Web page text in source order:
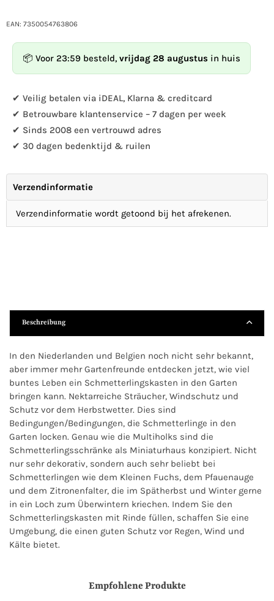
Menge
Fjärilsholk
-
-
erhöhen
EAN: 7350054763806
📦 Voor 23:59 besteld, vrijdag 28 augustus in huis
✔ Veilig betalen via iDEAL, Klarna & creditcard
✔ Betrouwbare klantenservice – 7 dagen per week
✔ Sinds 2008 een vertrouwd adres
✔ 30 dagen bedenktijd & ruilen
Verzendinformatie
Verzendinformatie wordt getoond bij het afrekenen.
Beschreibung
In den Niederlanden und Belgien noch nicht sehr bekannt,
aber immer mehr Gartenfreunde entdecken jetzt, wie viel
buntes Leben ein Schmetterlingskasten in den Garten
bringen kann. Nektarreiche Sträucher, Windschutz und
Schutz vor dem Herbstwetter. Dies sind
Bedingungen/Bedingungen, die Schmetterlinge in den
Garten locken. Genau wie die Multiholks sind die
Schmetterlingsschränke als Miniaturhaus konzipiert. Nicht
nur sehr dekorativ, sondern auch sehr beliebt bei
Schmetterlingen wie dem Kleinen Fuchs, dem Pfauenauge
und dem Zitronenfalter, die im Spätherbst und Winter gerne
in ein Loch zum Überwintern kriechen. Indem Sie den
Schmetterlingskasten mit Rinde füllen, schaffen Sie eine
Umgebung, die einen guten Schutz vor Regen, Wind und
Kälte bietet.
Empfohlene Produkte